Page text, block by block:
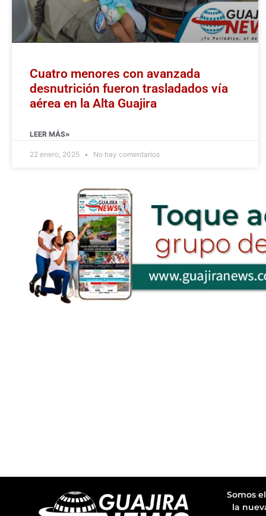
Cuatro menores con avanzada
desnutrición fueron trasladados vía
aérea en la Alta Guajira
LEER MÁS»
22 enero, 2025 No hay comentarios
Somos
la